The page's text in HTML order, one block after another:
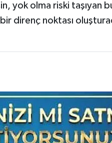
yok olma riski taşıyan
direnç noktası